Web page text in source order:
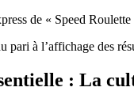
de « Speed
pari à l’affichage des
: La